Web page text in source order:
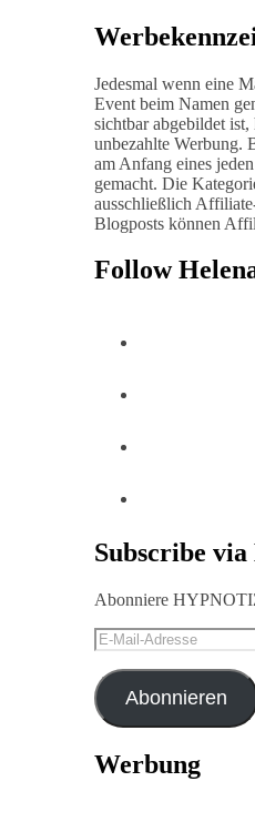
Jedesmal wenn eine
Event beim Namen
sichtbar abgebildet ist,
unbezahlte Werbung.
am Anfang eines
gemacht. Die
ausschließlich
Blogposts können
Follow
Subscribe
Abonniere
E-
Mail-
Adresse
Abonnieren
Werbung